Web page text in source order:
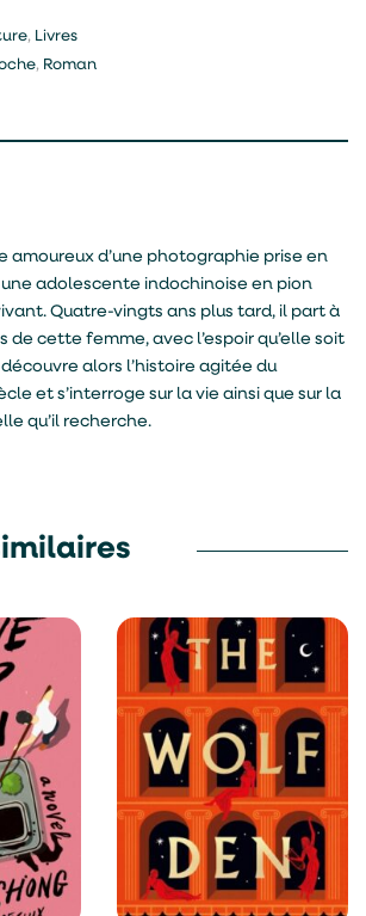
, Livres
, Roman
amoureux d’une photographie prise en
adolescente indochinoise en pion
Quatre-vingts ans plus tard, il part à
de cette femme, avec l’espoir qu’elle soit
alors l’histoire agitée du
et s’interroge sur la vie ainsi que sur la
qu’il recherche.